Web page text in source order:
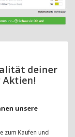
deiner
Aktien!
unsere
zum Kaufen und